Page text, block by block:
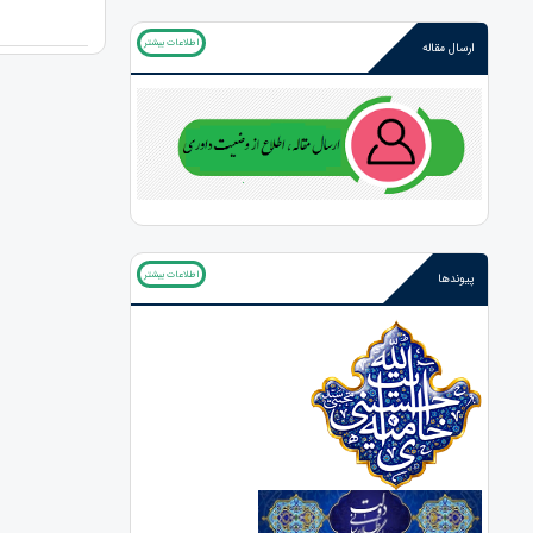
ارسال مقاله اطلاعات بیشتر
پیوندها اطلاعات بیشتر